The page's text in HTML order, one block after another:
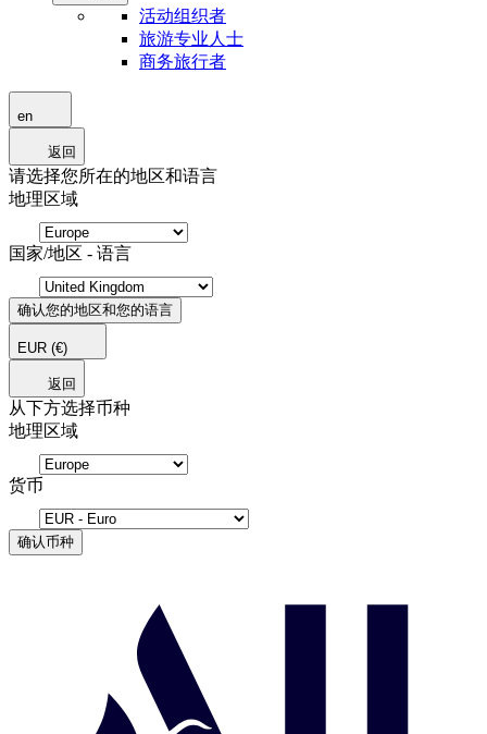
活动组织者
旅游专业人士
商务旅行者
en
返回
请选择您所在的地区和语言
地理区域
国家/地区 - 语言
确认您的地区和您的语言
EUR (€)
返回
从下方选择币种
地理区域
货币
确认币种